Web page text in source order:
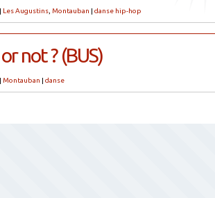
| Les Augustins Montauban | danse hip-hop
not ? (BUS)
| Montauban | danse